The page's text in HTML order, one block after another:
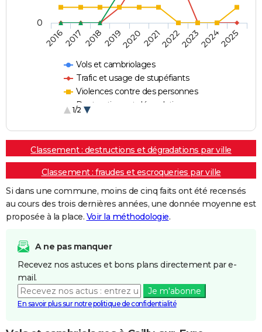
Vols et cambriolages
Trafic et usage de stupéfiants
Violences contre des personnes
Destructions et dégradations
1/2
20162017 20182019202020212022202320242025
0
Classement : destructions et dégradations par ville
Classement : fraudes et escroqueries par ville
Si dans une commune, moins de cinq faits ont été recensés
au cours des trois dernières années, une donnée moyenne est
proposée à la place. Voir la méthodologie.
A ne pas manquer
Recevez nos astuces et bons plans directement par e-
mail.
Je m'abonne
En savoir plus sur notre politique de confidentialité